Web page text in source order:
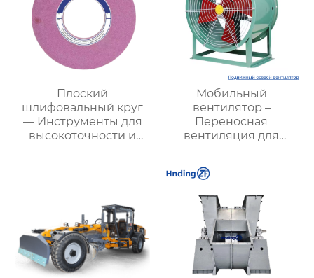
Плоский
шлифовальный круг
— Инструменты для
высокоточности и
Мобильный
вентилятор –
Переносная
вентиляция для
эффективность и
удобство